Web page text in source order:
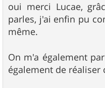
oui merci Lucae,
parles, j'ai enfin pu
même.
On m'a également
également de réaliser